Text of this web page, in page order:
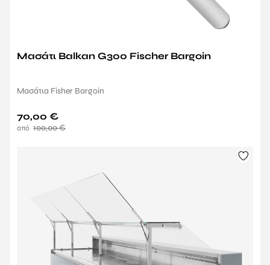
Μασάτι Balkan G300 Fischer Bargoin
Μασάτια Fisher Bargoin
100,00€
70,00 €